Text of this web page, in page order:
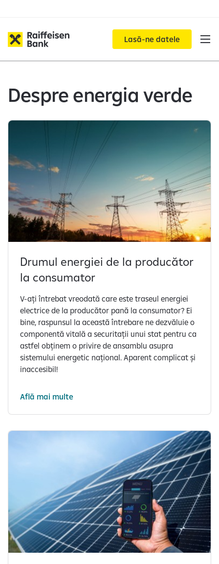
Lasă-ne datele
Despre energia verde
Drumul energiei de la producător
la consumator
V-ați întrebat vreodată care este traseul energiei
electrice de la producător pană la consumator? Ei
bine, raspunsul la această întrebare ne dezvăluie o
componentă vitală a securitații unui stat pentru ca
astfel obținem o privire de ansamblu asupra
sistemului energetic național. Aparent complicat și
inaccesibil!
Află mai multe